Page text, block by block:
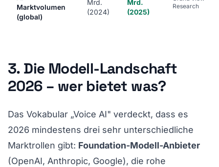
Marktvolumen
(global)
Mrd.
(2024)
Mrd.
(2025)
Research
3. Die Modell-Landschaft
2026 – wer bietet was?
Das Vokabular „Voice AI" verdeckt, dass es
2026 mindestens drei sehr unterschiedliche
Marktrollen gibt: Foundation-Modell-Anbieter
(OpenAI, Anthropic, Google), die rohe